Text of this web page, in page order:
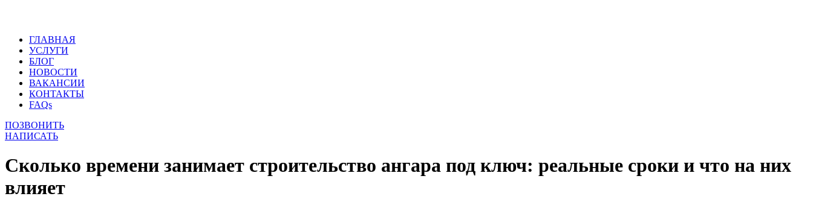
ГЛАВНАЯ
УСЛУГИ
БЛОГ
НОВОСТИ
ВАКАНСИИ
КОНТАКТЫ
FAQs
ПОЗВОНИТЬ
НАПИСАТЬ
Сколько времени занимает строительство ангара под ключ: реальные сроки и что на них
влияет